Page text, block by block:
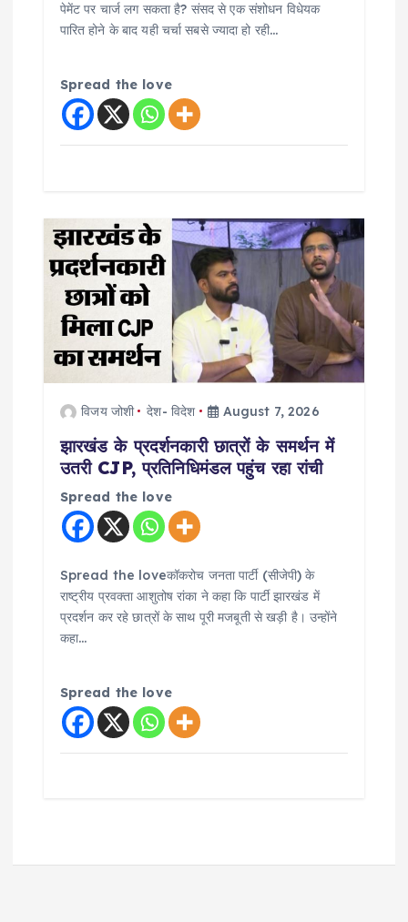
पेमेंट पर चार्ज लग सकता है? संसद से एक संशोधन विधेयक
पारित होने के बाद यही चर्चा सबसे ज्यादा हो रही…
Spread the love
विजय जोशी देश- विदेश August 7, 2026
झारखंड के प्रदर्शनकारी छात्रों के समर्थन में
उतरी CJP, प्रतिनिधिमंडल पहुंच रहा रांची
Spread the love
Spread the loveकॉकरोच जनता पार्टी (सीजेपी) के
राष्ट्रीय प्रवक्ता आशुतोष रांका ने कहा कि पार्टी झारखंड में
प्रदर्शन कर रहे छात्रों के साथ पूरी मजबूती से खड़ी है। उन्होंने
कहा…
Spread the love